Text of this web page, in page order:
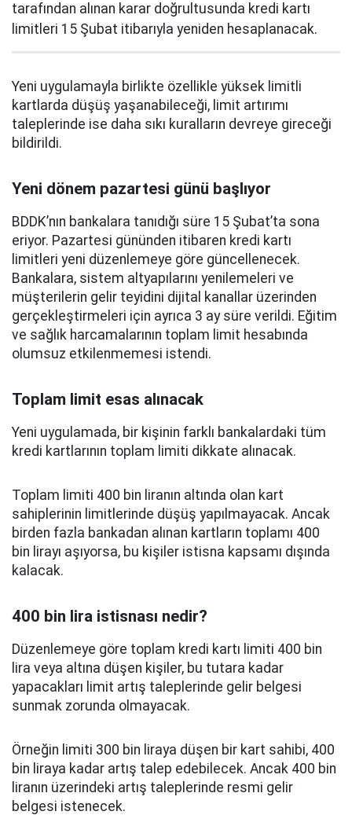
tarafından alınan karar doğrultusunda kredi kartı
limitleri 15 Şubat itibarıyla yeniden hesaplanacak.
Yeni uygulamayla birlikte özellikle yüksek limitli
kartlarda düşüş yaşanabileceği, limit artırımı
taleplerinde ise daha sıkı kuralların devreye gireceği
bildirildi.
Yeni dönem pazartesi günü başlıyor
BDDK’nın bankalara tanıdığı süre 15 Şubat’ta sona
eriyor. Pazartesi gününden itibaren kredi kartı
limitleri yeni düzenlemeye göre güncellenecek.
Bankalara, sistem altyapılarını yenilemeleri ve
müşterilerin gelir teyidini dijital kanallar üzerinden
gerçekleştirmeleri için ayrıca 3 ay süre verildi. Eğitim
ve sağlık harcamalarının toplam limit hesabında
olumsuz etkilenmemesi istendi.
Toplam limit esas alınacak
Yeni uygulamada, bir kişinin farklı bankalardaki tüm
kredi kartlarının toplam limiti dikkate alınacak.
Toplam limiti 400 bin liranın altında olan kart
sahiplerinin limitlerinde düşüş yapılmayacak. Ancak
birden fazla bankadan alınan kartların toplamı 400
bin lirayı aşıyorsa, bu kişiler istisna kapsamı dışında
kalacak.
400 bin lira istisnası nedir?
Düzenlemeye göre toplam kredi kartı limiti 400 bin
lira veya altına düşen kişiler, bu tutara kadar
yapacakları limit artış taleplerinde gelir belgesi
sunmak zorunda olmayacak.
Örneğin limiti 300 bin liraya düşen bir kart sahibi, 400
bin liraya kadar artış talep edebilecek. Ancak 400 bin
liranın üzerindeki artış taleplerinde resmi gelir
belgesi istenecek.